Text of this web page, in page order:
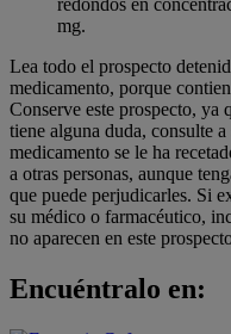
mg.
Lea todo el prospecto
medicamento, porque
Conserve este prospecto, ya
tiene alguna duda, consulte
medicamento se le ha
a otras personas, aunque
que puede perjudicarles. Si
su médico o farmacéutico,
no aparecen en este
Encuéntralo en: